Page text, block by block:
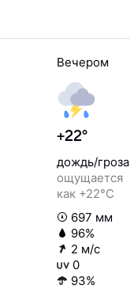
Вечером
+22°
дождь/гроза
ощущается
как +22°C
697 мм
96%
2 м/с
0
93%